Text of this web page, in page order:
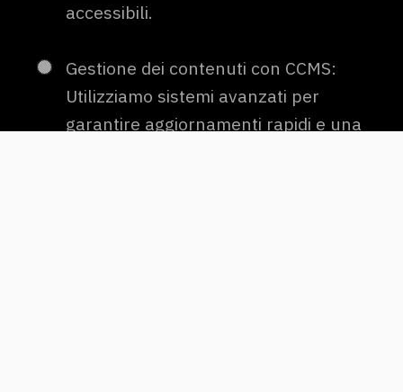
accessibili.
Gestione dei contenuti con CCMS:
Utilizziamo sistemi avanzati per
garantire aggiornamenti rapidi e una